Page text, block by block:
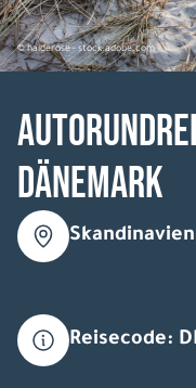
© haiderose - stock.adobe.com
Dänemark
Skandinavien
Reisecode: